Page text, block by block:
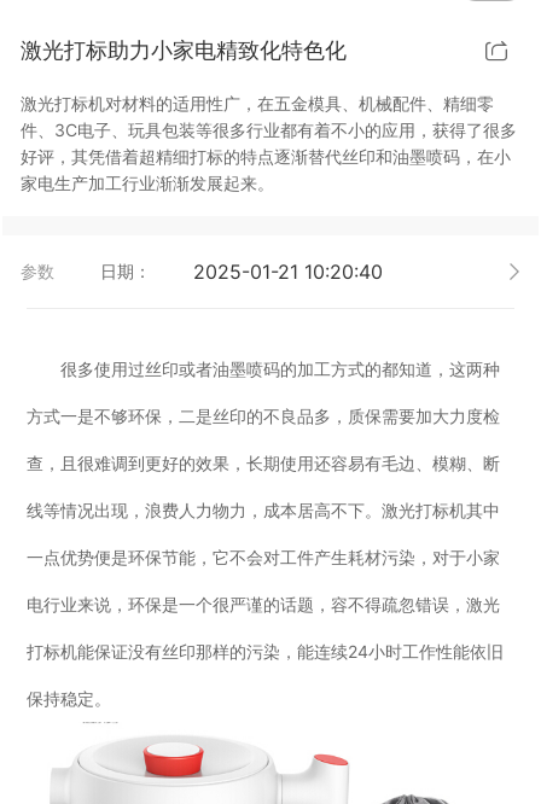
新能源汽车零配件激光焊接机
礼品定制
家电行业
模具制造行业中激光加工设备解决方案
激光打标助力小家电精致化特色化
激光打标机对材料的适用性广，在五金模具、机械配件、精细零
件、3C电子、玩具包装等很多行业都有着不小的应用，获得了很多
好评，其凭借着超精细打标的特点逐渐替代丝印和油墨喷码，在小
家电生产加工行业渐渐发展起来。
参数 日期： 2025-01-21 10:20:40
很多使用过丝印或者油墨喷码的加工方式的都知道，这两种
方式一是不够环保，二是丝印的不良品多，质保需要加大力度检
查，且很难调到更好的效果，长期使用还容易有毛边、模糊、断
线等情况出现，浪费人力物力，成本居高不下。激光打标机其中
一点优势便是环保节能，它不会对工件产生耗材污染，对于小家
电行业来说，环保是一个很严谨的话题，容不得疏忽错误，激光
打标机能保证没有丝印那样的污染，能连续24小时工作性能依旧
保持稳定。